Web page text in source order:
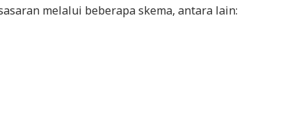
melalui beberapa skema, antara lain: